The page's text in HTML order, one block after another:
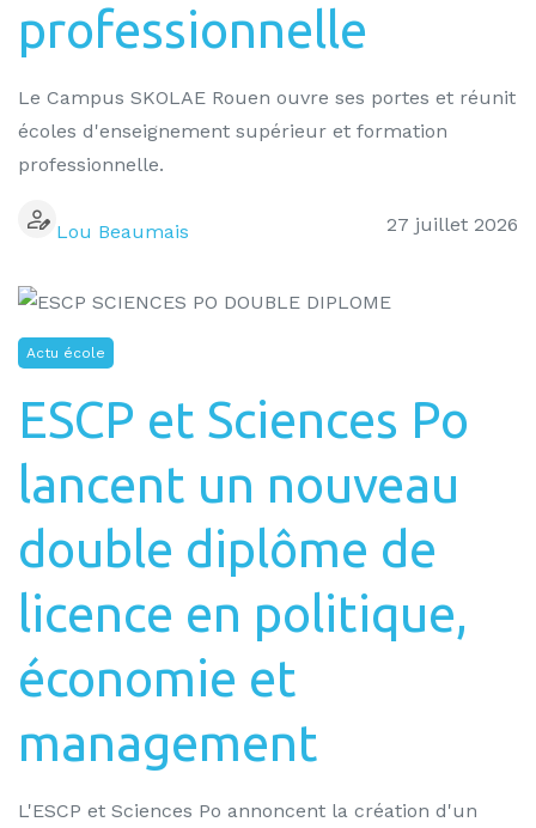
professionnelle
Le Campus SKOLAE Rouen ouvre ses portes et réunit
écoles d'enseignement supérieur et formation
professionnelle.
Lou Beaumais 27 juillet 2026
Actu école
ESCP et Sciences Po
lancent un nouveau
double diplôme de
licence en politique,
économie et
management
L'ESCP et Sciences Po annoncent la création d'un